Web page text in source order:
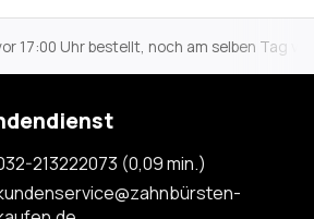
Uhr bestellt, noch am selben Tag
213222073 (0,09 min.)